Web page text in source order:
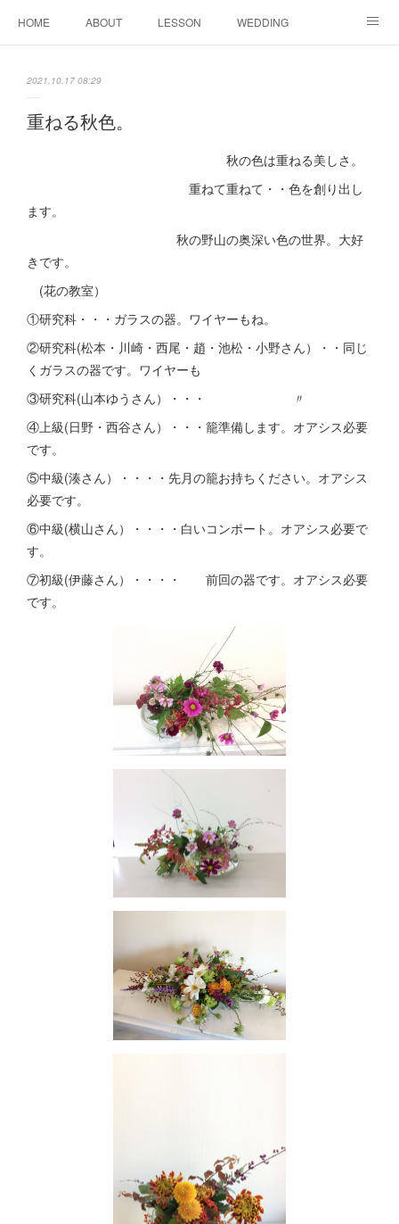
HOME ABOUT LESSON WEDDING
2021.10.17 08:29
重ねる秋色。
秋の色は重ねる美しさ。
重ねて重ねて・・色を創り出し
ます。
秋の野山の奥深い色の世界。大好
きです。
(花の教室）
①研究科・・・ガラスの器。ワイヤーもね。
②研究科(松本・川崎・西尾・趙・池松・小野さん）・・同じ
くガラスの器です。ワイヤーも
③研究科(山本ゆうさん）・・・ 〃
④上級(日野・西谷さん）・・・籠準備します。オアシス必要
です。
⑤中級(湊さん）・・・・先月の籠お持ちください。オアシス
必要です。
⑥中級(横山さん）・・・・白いコンポート。オアシス必要で
す。
⑦初級(伊藤さん）・・・・ 前回の器です。オアシス必要
です。